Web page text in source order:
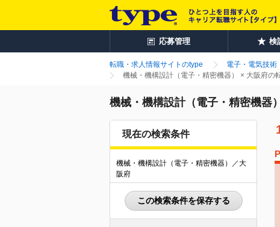
応募管理 検
転職・求人情報サイトのtype 電子・電気技術
機械・機構設計（電子・精密機器） × 大阪府の
機械・機構設計（電子・精密機器
現在の検索条件
機械・機構設計（電子・精密機器）／大
阪府
この検索条件を保存する